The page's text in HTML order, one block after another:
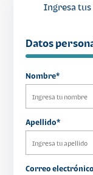
Ingresa
Datos
Nombre*
Apellido*
Correo